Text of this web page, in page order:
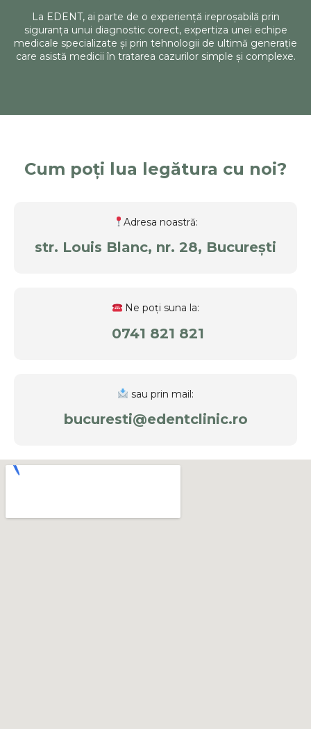
La EDENT, ai parte de o experiență ireproșabilă prin
siguranța unui diagnostic corect, expertiza unei echipe
medicale specializate și prin tehnologii de ultimă generație
care asistă medicii în tratarea cazurilor simple și complexe.
Cum poți lua legătura cu noi?
Adresa noastră:
str. Louis Blanc, nr. 28, București
Ne poți suna la:
0741 821 821
sau prin mail:
bucuresti@edentclinic.ro